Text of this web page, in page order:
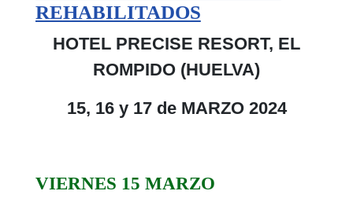
REHABILITADOS
HOTEL PRECISE RESORT, EL
ROMPIDO (HUELVA)
15, 16 y 17 de MARZO 2024
VIERNES 15 MARZO